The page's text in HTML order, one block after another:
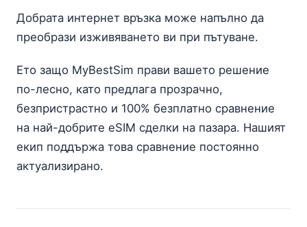
Добрата интернет връзка може напълно да
преобрази изживяването ви при пътуване.
Ето защо MyBestSim прави вашето решение
по-лесно, като предлага прозрачно,
безпристрастно и 100% безплатно сравнение
на най-добрите eSIM сделки на пазара. Нашият
екип поддържа това сравнение постоянно
актуализирано.